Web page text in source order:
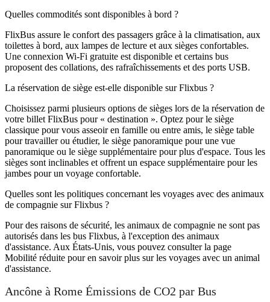
Quelles commodités sont disponibles à bord ?
FlixBus assure le confort des passagers grâce à la climatisation, aux
toilettes à bord, aux lampes de lecture et aux sièges confortables.
Une connexion Wi-Fi gratuite est disponible et certains bus
proposent des collations, des rafraîchissements et des ports USB.
La réservation de siège est-elle disponible sur Flixbus ?
Choisissez parmi plusieurs options de sièges lors de la réservation de
votre billet FlixBus pour « destination ». Optez pour le siège
classique pour vous asseoir en famille ou entre amis, le siège table
pour travailler ou étudier, le siège panoramique pour une vue
panoramique ou le siège supplémentaire pour plus d'espace. Tous les
sièges sont inclinables et offrent un espace supplémentaire pour les
jambes pour un voyage confortable.
Quelles sont les politiques concernant les voyages avec des animaux
de compagnie sur Flixbus ?
Pour des raisons de sécurité, les animaux de compagnie ne sont pas
autorisés dans les bus Flixbus, à l'exception des animaux
d'assistance. Aux États-Unis, vous pouvez consulter la page
Mobilité réduite pour en savoir plus sur les voyages avec un animal
d'assistance.
Ancône à Rome Émissions de CO2 par Bus